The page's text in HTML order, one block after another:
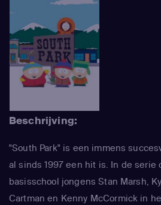
Beschrijving:
"South Park" is een immens
al sinds 1997 een hit is. In de serie
basisschool jongens Stan Marsh,
Cartman en Kenny McCormick in